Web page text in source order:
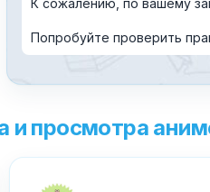
К сожалению, по вашему
Попробуйте проверить
и просмотра